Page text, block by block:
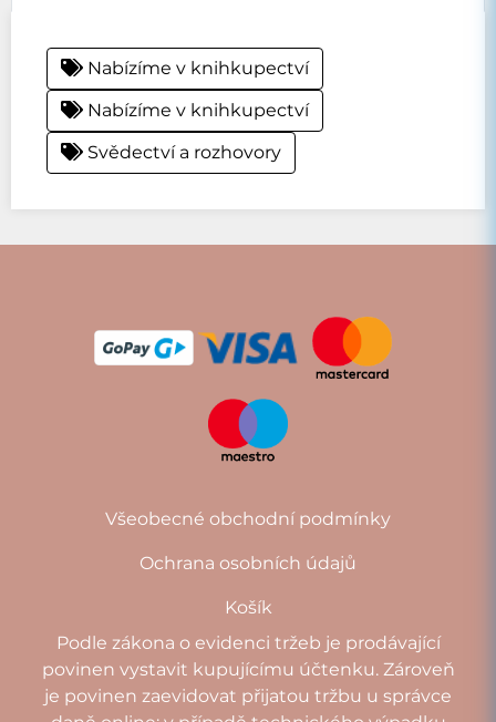
Nabízíme v knihkupectví
Nabízíme v knihkupectví
Svědectví a rozhovory
Všeobecné obchodní podmínky
Ochrana osobních údajů
Košík
Podle zákona o evidenci tržeb je prodávající
povinen vystavit kupujícímu účtenku. Zároveň
je povinen zaevidovat přijatou tržbu u správce